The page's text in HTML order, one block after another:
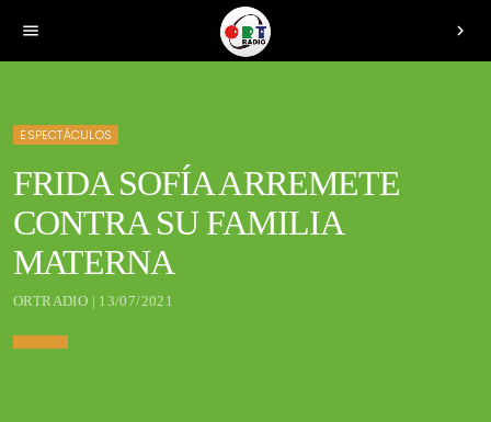
menu chevron_right
ESPECTÁCULOS
FRIDA SOFÍA ARREMETE
CONTRA SU FAMILIA
MATERNA
ORTRADIO | 13/07/2021